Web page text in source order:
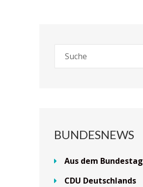
BUNDESNEWS
Aus dem Bundestag
CDU Deutschlands